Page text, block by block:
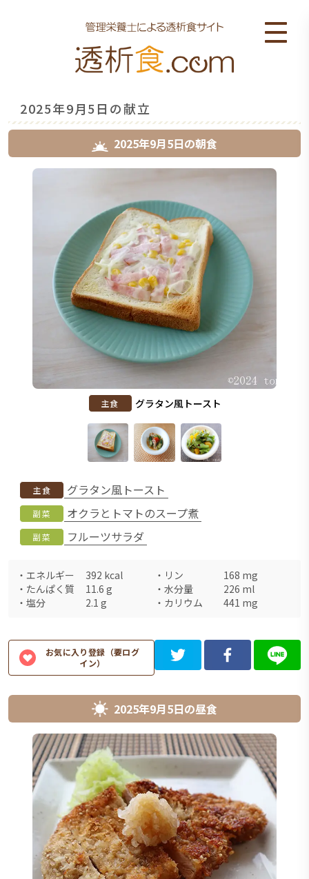
2025年9月5日の献立
2025年9月5日の朝食
主食 グラタン風トースト
主食 グラタン風トースト
副菜 オクラとトマトのスープ煮
副菜 フルーツサラダ
・ エネルギー 392 kcal ・ リン 168 mg
・ たんぱく質 11.6 g ・ 水分量 226 ml
・ 塩分 2.1 g ・ カリウム 441 mg
お気に入り登録（要ログ
イン）
2025年9月5日の昼食